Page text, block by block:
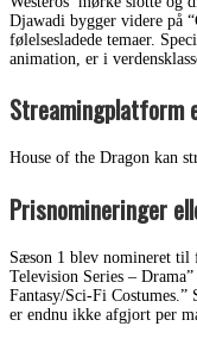
Djawadi bygger videre på
følelsesladede temaer.
animation, er i
Streamingplatform
House of the Dragon kan
Prisnomineringer
Sæson 1 blev nomineret til
Television Series –
Fantasy/Sci-Fi Costumes.”
er endnu ikke afgjort per